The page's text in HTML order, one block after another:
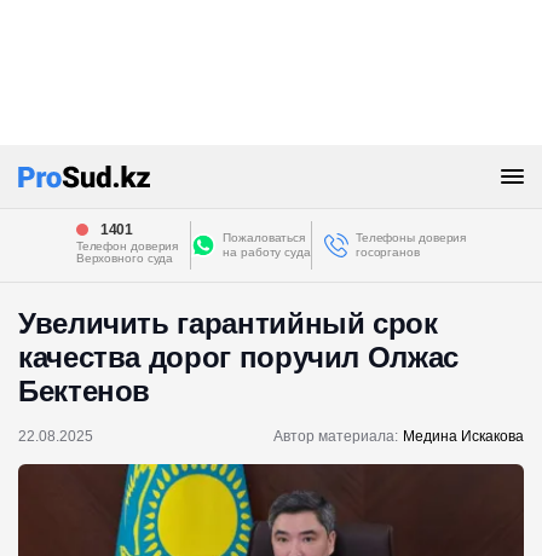
1401
Телефон доверия
Верховного суда
Пожаловаться
на работу суда
Телефоны доверия
госорганов
Увеличить гарантийный срок
качества дорог поручил Олжас
Бектенов
22.08.2025 Автор материала: Медина Искакова